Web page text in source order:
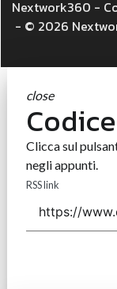
Nextwork360 -
- © 2026
close
Clicca sul
negli appunti.
RSS link